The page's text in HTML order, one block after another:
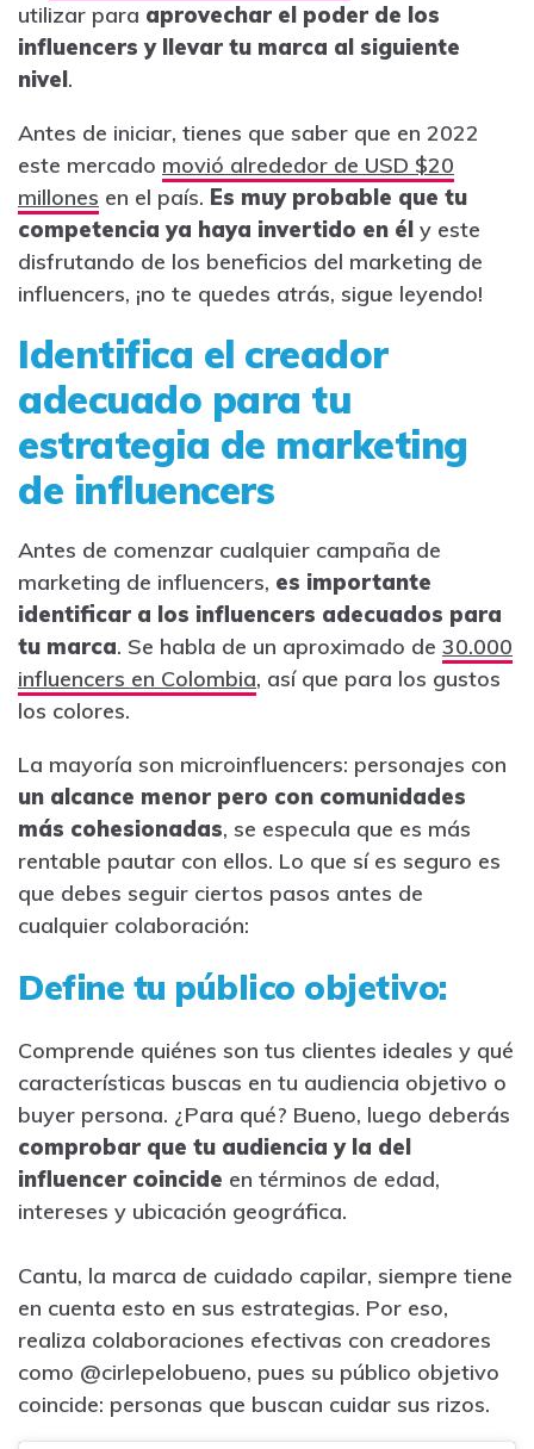
utilizar para aprovechar el poder de los
influencers y llevar tu marca al siguiente
nivel.
Antes de iniciar, tienes que saber que en 2022
este mercado movió alrededor de USD $20
millones en el país. Es muy probable que tu
competencia ya haya invertido en él y este
disfrutando de los beneficios del marketing de
influencers, ¡no te quedes atrás, sigue leyendo!
Identifica el creador
adecuado para tu
estrategia de marketing
de influencers
Antes de comenzar cualquier campaña de
marketing de influencers, es importante
identificar a los influencers adecuados para
tu marca. Se habla de un aproximado de 30.000
influencers en Colombia, así que para los gustos
los colores.
La mayoría son microinfluencers: personajes con
un alcance menor pero con comunidades
más cohesionadas, se especula que es más
rentable pautar con ellos. Lo que sí es seguro es
que debes seguir ciertos pasos antes de
cualquier colaboración:
Define tu público objetivo:
Comprende quiénes son tus clientes ideales y qué
características buscas en tu audiencia objetivo o
buyer persona. ¿Para qué? Bueno, luego deberás
comprobar que tu audiencia y la del
influencer coincide en términos de edad,
intereses y ubicación geográfica.
Cantu, la marca de cuidado capilar, siempre tiene
en cuenta esto en sus estrategias. Por eso,
realiza colaboraciones efectivas con creadores
como @cirlepelobueno, pues su público objetivo
coincide: personas que buscan cuidar sus rizos.